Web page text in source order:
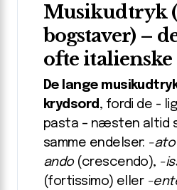
Musikudtryk
bogstaver) –
ofte italienske
De lange
krydsord , fordi de ­-
pasta – næsten altid
samme endelser: -ato
ando(crescendo), -
(fortissimo) eller -